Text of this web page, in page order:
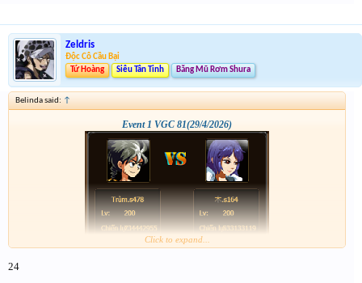
Zeldris
Độc Cô Cầu Bại
Tứ Hoàng
Siêu Tân Tinh Băng Mũ Rơm Shura
Belinda said: ↑
Event 1 VGC 81(29/4/2026)
Click to expand...
24